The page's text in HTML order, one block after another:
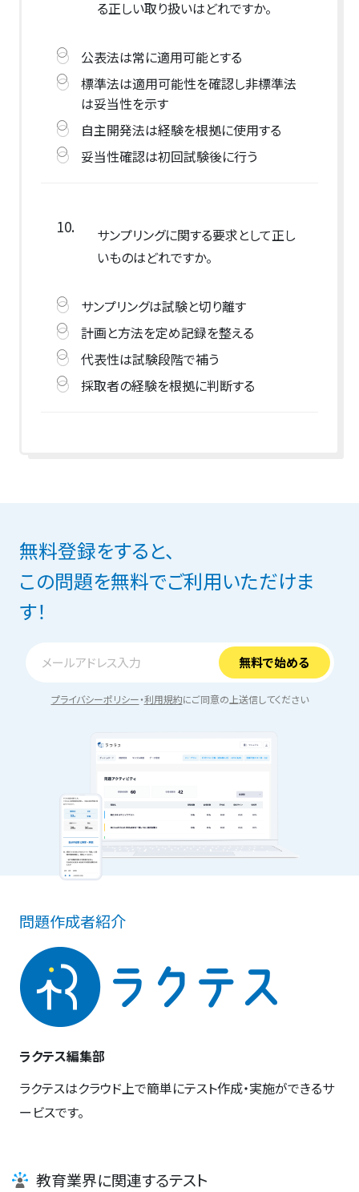
る正しい取り扱いはどれですか。
公表法は常に適用可能とする
標準法は適用可能性を確認し非標準法
は妥当性を示す
自主開発法は経験を根拠に使用する
妥当性確認は初回試験後に行う
10.
サンプリングに関する要求として正し
いものはどれですか。
サンプリングは試験と切り離す
計画と方法を定め記録を整える
代表性は試験段階で補う
採取者の経験を根拠に判断する
無料登録をすると、
この問題を無料でご利用いただけま
す！
プライバシーポリシー・利用規約にご同意の上送信してください
問題作成者紹介
ラクテス編集部
ラクテスはクラウド上で簡単にテスト作成・実施ができるサ
ービスです。
教育業界に関連するテスト